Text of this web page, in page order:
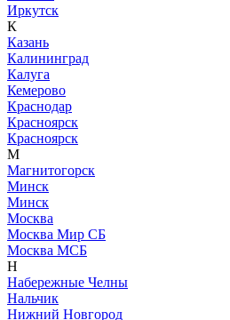
Иркутск
К
Казань
Калининград
Калуга
Кемерово
Краснодар
Красноярск
Красноярск
М
Магнитогорск
Минск
Минск
Москва
Москва Мир СБ
Москва МСБ
Н
Набережные Челны
Нальчик
Нижний Новгород